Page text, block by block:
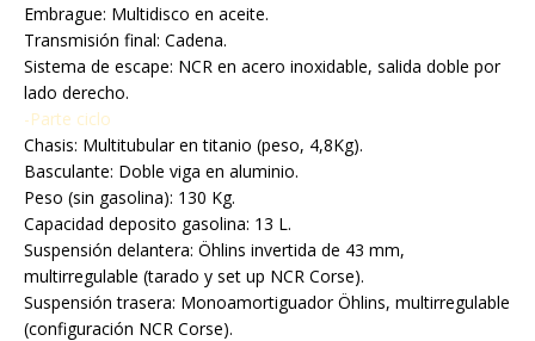
Embrague: Multidisco en aceite.
Transmisión final: Cadena.
Sistema de escape: NCR en acero inoxidable, salida doble por
lado derecho.
-Parte ciclo
Chasis: Multitubular en titanio (peso, 4,8Kg).
Basculante: Doble viga en aluminio.
Peso (sin gasolina): 130 Kg.
Capacidad deposito gasolina: 13 L.
Suspensión delantera: Öhlins invertida de 43 mm,
multirregulable (tarado y set up NCR Corse).
Suspensión trasera: Monoamortiguador Öhlins, multirregulable
(configuración NCR Corse).